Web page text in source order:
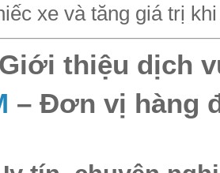
xe và tăng giá trị
thiệu dịch
– Đơn vị hàng